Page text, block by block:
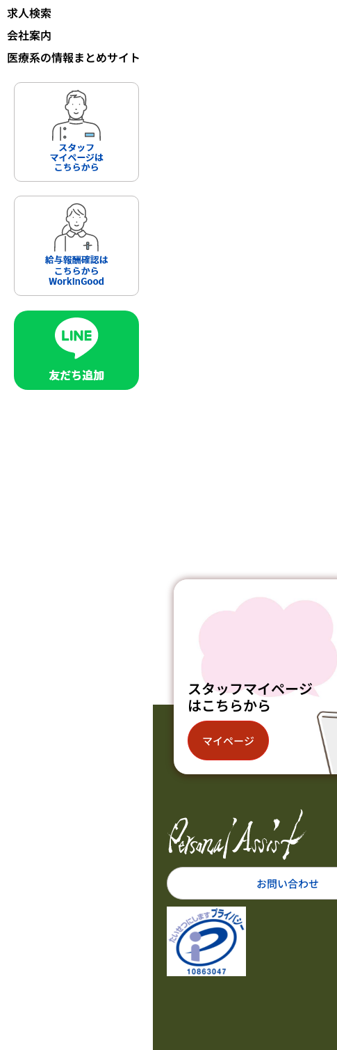
求人検索
会社案内
医療系の情報まとめサイト
スタッフマイページ
はこちらから
マイページ
お問い合わせ